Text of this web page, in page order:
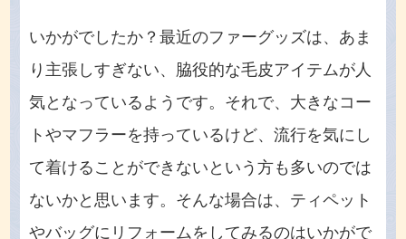
いかがでしたか？最近のファーグッズは、あま
り主張しすぎない、脇役的な毛皮アイテムが人
気となっているようです。それで、大きなコー
トやマフラーを持っているけど、流行を気にし
て着けることができないという方も多いのでは
ないかと思います。そんな場合は、ティペット
やバッグにリフォームをしてみるのはいかがで